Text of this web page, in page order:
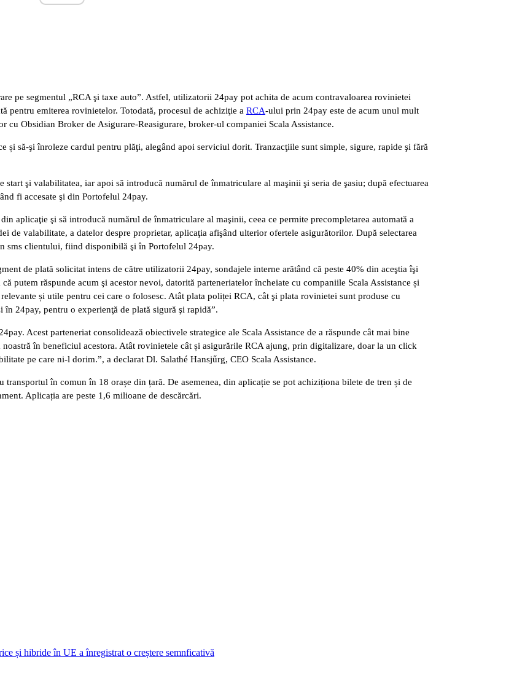
pe segmentul „RCA şi taxe auto”. Astfel, utilizatorii 24pay pot achita de acum contravaloarea rovinietei
pentru emiterea rovinietelor. Totodată, procesul de achiziţie a RCA-ului prin 24pay este de acum unul mult
Obsidian Broker de Asigurare-Reasigurare, broker-ul companiei Scala Assistance.
și să-şi înroleze cardul pentru plăţi, alegând apoi serviciul dorit. Tranzacţiile sunt simple, sigure, rapide şi fără
şi valabilitatea, iar apoi să introducă numărul de înmatriculare al maşinii şi seria de şasiu; după efectuarea
fi accesate şi din Portofelul 24pay.
aplicaţie şi să introducă numărul de înmatriculare al maşinii, ceea ce permite precompletarea automată a
de valabilitate, a datelor despre proprietar, aplicaţia afişând ulterior ofertele asigurătorilor. După selectarea
sms clientului, fiind disponibilă şi în Portofelul 24pay.
de plată solicitat intens de către utilizatorii 24pay, sondajele interne arătând că peste 40% din aceştia îşi
putem răspunde acum şi acestor nevoi, datorită parteneriatelor încheiate cu companiile Scala Assistance și
și utile pentru cei care o folosesc. Atât plata poliței RCA, cât şi plata rovinietei sunt produse cu
24pay, pentru o experienţă de plată sigură şi rapidă”.
Acest parteneriat consolidează obiectivele strategice ale Scala Assistance de a răspunde cât mai bine
în beneficiul acestora. Atât rovinietele cât și asigurările RCA ajung, prin digitalizare, doar la un click
pe care ni-l dorim.”, a declarat Dl. Salathé Hansjűrg, CEO Scala Assistance.
în comun în 18 orașe din țară. De asemenea, din aplicație se pot achiziționa bilete de tren și de
Aplicația are peste 1,6 milioane de descărcări.
și hibride în UE a înregistrat o creștere semnficativă